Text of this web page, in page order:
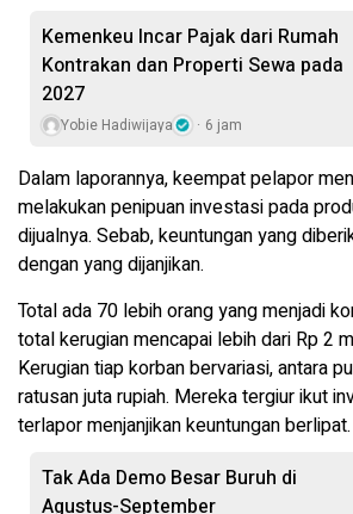
Kemenkeu Incar Pajak dari Rumah
Kontrakan dan Properti Sewa pada
2027
Yobie Hadiwijaya 6 jam
Dalam laporannya, keempat pelapor
melakukan penipuan investasi pada
dijualnya. Sebab, keuntungan yang
dengan yang dijanjikan.
Total ada 70 lebih orang yang menjadi
total kerugian mencapai lebih dari Rp 2
Kerugian tiap korban bervariasi, antara
ratusan juta rupiah. Mereka tergiur ikut
terlapor menjanjikan keuntungan berlipat.
Tak Ada Demo Besar Buruh di
Agustus-September